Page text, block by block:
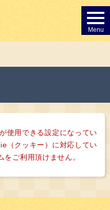
使用できる設定になってい
（クッキー）に対応してい
ご利用頂けません。